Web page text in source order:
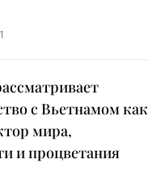
с Вьетнамом как
мира,
и процветания